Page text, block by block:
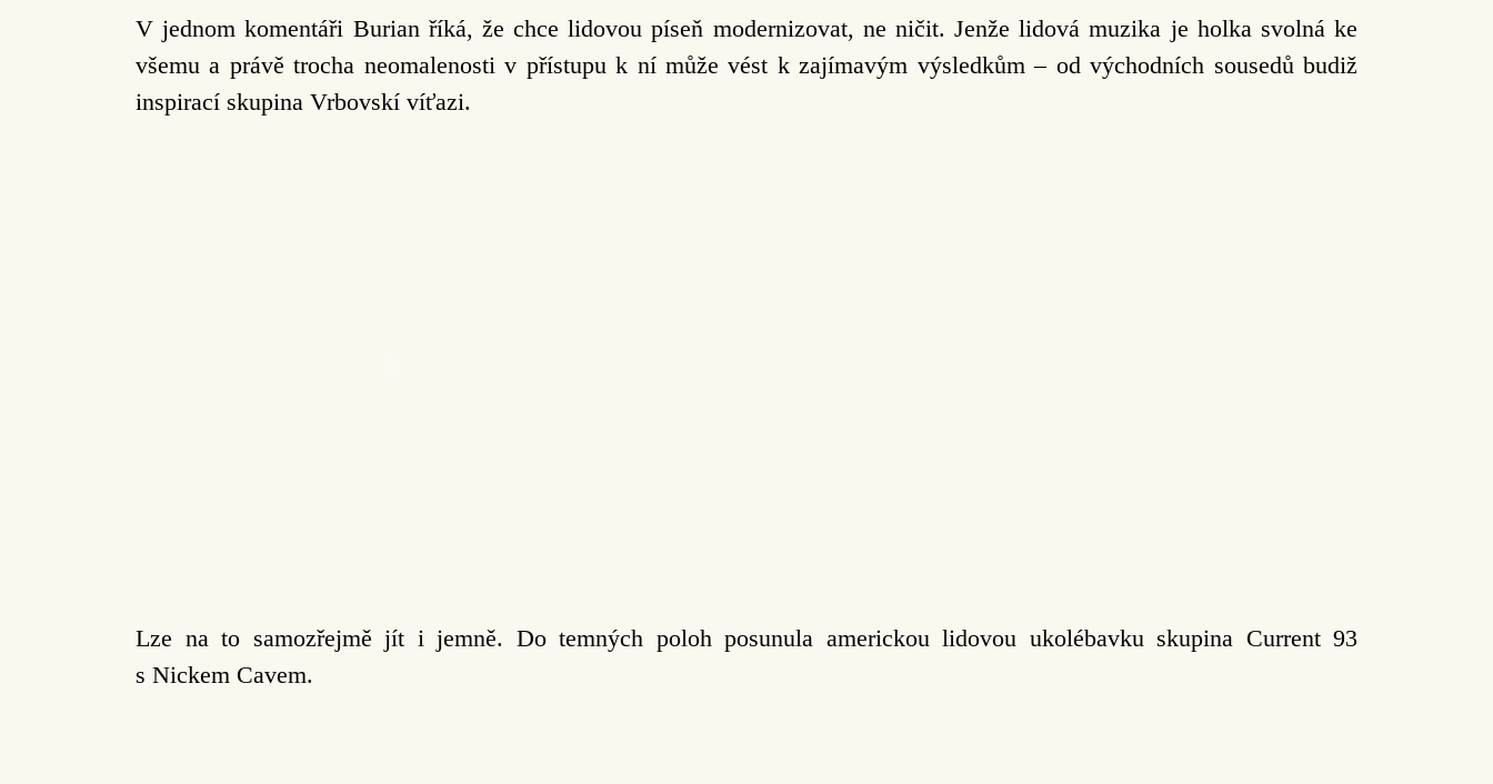
V jednom komentáři Burian říká, že chce lidovou píseň modernizovat, ne ničit. Jenže lidová muzika je holka svolná ke
všemu a právě trocha neomalenosti v přístupu k ní může vést k zajímavým výsledkům – od východních sousedů budiž
inspirací skupina Vrbovskí víťazi.
Lze na to samozřejmě jít i jemně. Do temných poloh posunula americkou lidovou ukolébavku skupina Current 93
s Nickem Cavem.